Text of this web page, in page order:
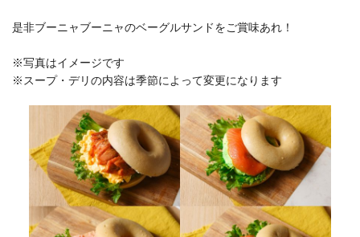
是非ブーニャブーニャのベーグルサンドをご賞味あれ！
※写真はイメージです
※スープ・デリの内容は季節によって変更になります